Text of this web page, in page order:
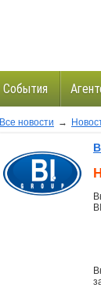
События
Все новости →